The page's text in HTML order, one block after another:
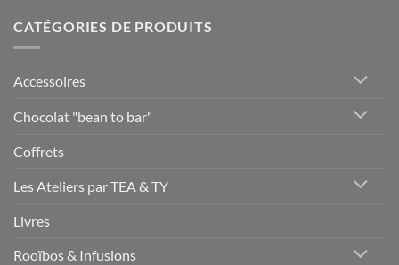
CATÉGORIES DE PRODUITS
Accessoires
Chocolat "bean to bar"
Coffrets
Les Ateliers par TEA & TY
Livres
Rooïbos & Infusions